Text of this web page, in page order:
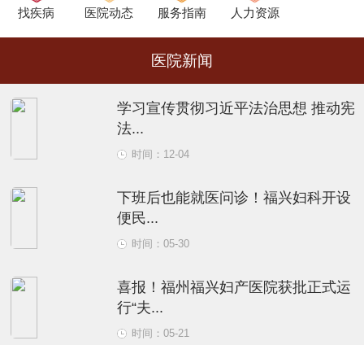
找疾病 医院动态 服务指南 人力资源
医院新闻
学习宣传贯彻习近平法治思想 推动宪
法...
时间：12-04
下班后也能就医问诊！福兴妇科开设
便民...
时间：05-30
喜报！福州福兴妇产医院获批正式运
行“夫...
时间：05-21